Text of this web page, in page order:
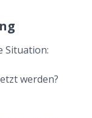
Situation:
werden?